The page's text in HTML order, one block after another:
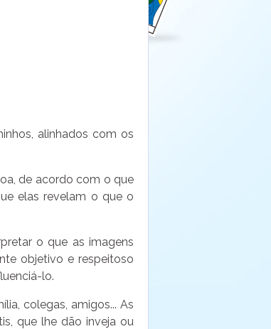
alinhados com os
de acordo com o que
elas revelam o que o
o que as imagens
objetivo e respeitoso
lo.
colegas, amigos... As
que lhe dão inveja ou